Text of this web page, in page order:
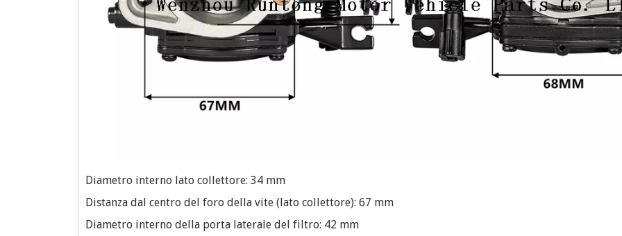
Diametro interno lato collettore: 34 mm
Distanza dal centro del foro della vite (lato collettore): 67 mm
Diametro interno della porta laterale del filtro: 42 mm